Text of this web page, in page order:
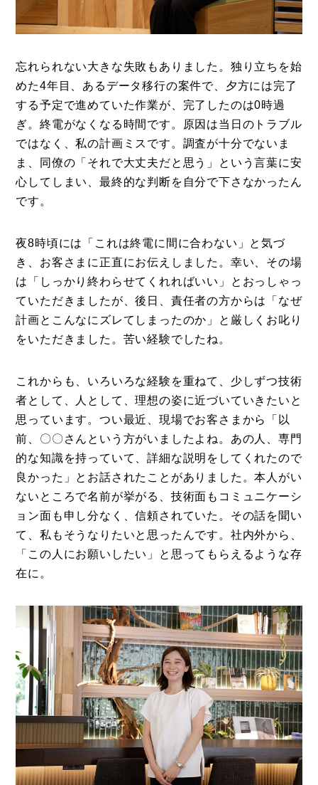
忘れられない大きな失敗もありました。独り立ちを始
めた4年目、あるデータ移行の案件で、夕方には完了
する予定で進めていた作業が、完了したのは0時過
ぎ。終電がなくなる時間です。原因は当日のトラブル
ではなく、私の計画ミスです。調査が十分でないま
ま、同僚の「それで大丈夫だと思う」という言葉に安
心してしまい、最終的な判断を自分で下さなかったん
です。
夜8時頃には「これは終電に間に合わない」と気づ
き、お客さまに正直にお伝えしました。幸い、その場
は「しっかり終わらせてくれればいい」とおっしゃっ
ていただきましたが、後日、責任者の方からは「なぜ
計画とこんなにズレてしまったのか」と厳しくお叱り
をいただきました。苦い経験でしたね。
これからも、いろいろな経験を重ねて、少しずつ技術
者として、人として、理想の姿に近づいていきたいと
思っています。つい最近、現場でお客さまから「以
前、〇〇さんという方がいましたよね。あの人、専門
的な知識を持っていて、詳細な説明をしてくれたので
良かった」とお話されたことがありました。本人がい
ないところで名前が挙がる、技術面もコミュニケーシ
ョン面も申し分なく、信頼されていた。その話を聞い
て、私もそうなりたいと思ったんです。社内外から、
「この人にお願いしたい」と思ってもらえるような存
在に。